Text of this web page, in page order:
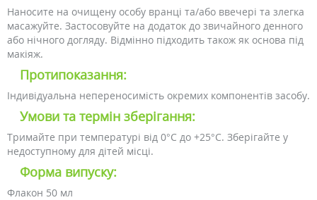
Наносите на очищену особу вранці та/або ввечері та злегка
масажуйте. Застосовуйте на додаток до звичайного денного
або нічного догляду. Відмінно підходить також як основа під
макіяж.
Протипоказання:
Індивідуальна непереносимість окремих компонентів засобу.
Умови та термін зберігання:
Тримайте при температурі від 0°С до +25°С. Зберігайте у
недоступному для дітей місці.
Форма випуску:
Флакон 50 мл